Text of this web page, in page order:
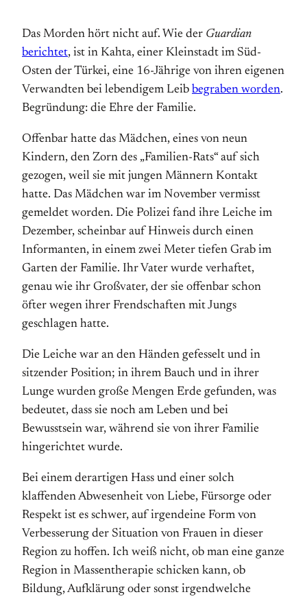
Das Morden hört nicht auf. Wie der Guardian
berichtet, ist in Kahta, einer Kleinstadt im Süd-
Osten der Türkei, eine 16-Jährige von ihren eigenen
Verwandten bei lebendigem Leib begraben worden.
Begründung: die Ehre der Familie.
Offenbar hatte das Mädchen, eines von neun
Kindern, den Zorn des „Familien-Rats“ auf sich
gezogen, weil sie mit jungen Männern Kontakt
hatte. Das Mädchen war im November vermisst
gemeldet worden. Die Polizei fand ihre Leiche im
Dezember, scheinbar auf Hinweis durch einen
Informanten, in einem zwei Meter tiefen Grab im
Garten der Familie. Ihr Vater wurde verhaftet,
genau wie ihr Großvater, der sie offenbar schon
öfter wegen ihrer Frendschaften mit Jungs
geschlagen hatte.
Die Leiche war an den Händen gefesselt und in
sitzender Position; in ihrem Bauch und in ihrer
Lunge wurden große Mengen Erde gefunden, was
bedeutet, dass sie noch am Leben und bei
Bewusstsein war, während sie von ihrer Familie
hingerichtet wurde.
Bei einem derartigen Hass und einer solch
klaffenden Abwesenheit von Liebe, Fürsorge oder
Respekt ist es schwer, auf irgendeine Form von
Verbesserung der Situation von Frauen in dieser
Region zu hoffen. Ich weiß nicht, ob man eine ganze
Region in Massentherapie schicken kann, ob
Bildung, Aufklärung oder sonst irgendwelche